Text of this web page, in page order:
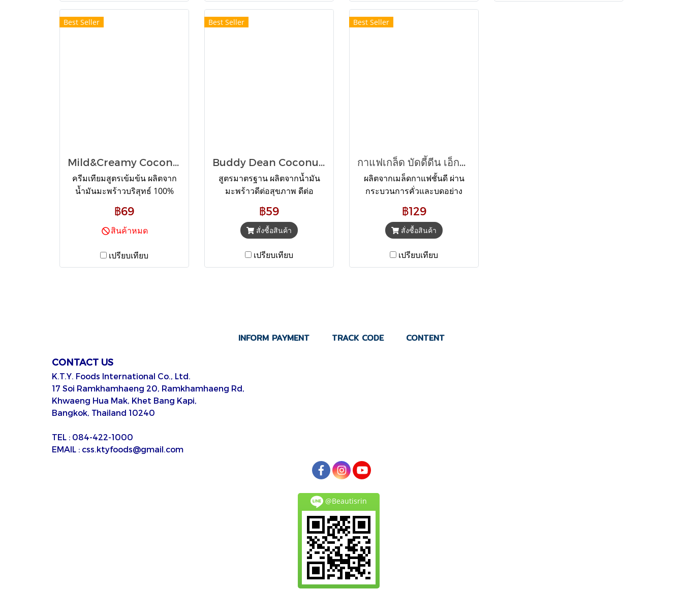
Best Seller
Mild&Creamy Coconut Coffee Creamer ครีมเทียมมะพร้าว ตรามายด์ แอนด์ ครีมมี่
ครีมเทียมสูตรเข้มข้น ผลิตจาก
น้ำมันมะพร้าวบริสุทธ์ 100%
ต่างจากครีมทั่วไป มายด์ แอนด์
ครีมมี่ ไม่มีไขมันทรานส์ ไม่มี
โคเลสเตอรอล ขนาด 370 กรัม
฿69
สินค้าหมด
เปรียบเทียบ
Best Seller
Buddy Dean Coconut Non Dairy Creamer ครีมเทียมมะพร้าว ตราบัดดี้ดีน
สูตรมาตรฐาน ผลิตจากน้ำมัน
มะพร้าวดีต่อสุขภาพ ดีต่อ
ร่างกาย ดีต่อพุง มีกลิ่นหอ
มอ่อนๆจากมะพร้าวและให้
ความหวานโดยธรรมชาติ ราคา
คุ้มค่า ขนาดบรรจุ 370 กรัม
ราคา 49 บาท
฿59
สั่งซื้อสินค้า
เปรียบเทียบ
Best Seller
กาแฟเกล็ด บัดดี้ดีน เอ็กซ์ตร้า เบลนด์ 165 กรัม
ผลิตจากเมล็ดกาแฟชั้นดี ผ่าน
กระบวนการคั่วและบดอย่าง
พิถีพิถัน ผงกาแฟพร้อมชง บรรจุ
165 กรัม
฿129
สั่งซื้อสินค้า
เปรียบเทียบ
INFORM PAYMENT TRACK CODE CONTENT
CONTACT US
K.T.Y. Foods International Co., Ltd.
17 Soi Ramkhamhaeng 20, Ramkhamhaeng Rd,
Khwaeng Hua Mak, Khet Bang Kapi,
Bangkok, Thailand 10240
TEL : 084-422-1000
EMAIL : css.ktyfoods@gmail.com
@Beautisrin